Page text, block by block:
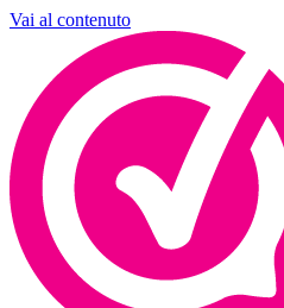
Vai al contenuto